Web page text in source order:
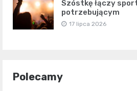
Szóstkę łączy
potrzebującym
17 lipca 2026
Polecamy